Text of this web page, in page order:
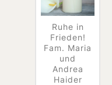
Ruhe in
Frieden!
Fam. Maria
und
Andrea
Haider